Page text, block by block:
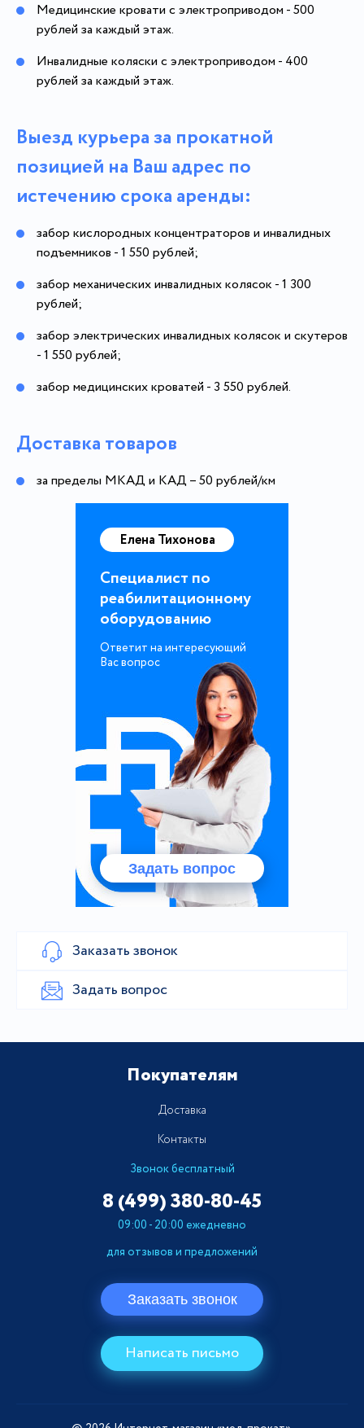
Елена Тихонова
Специалист по
реабилитационному
оборудованию
Ответит на интересующий
Вас вопрос
Задать вопрос
Заказать звонок
Задать вопрос
Медицинские кровати с электроприводом - 500
рублей за каждый этаж.
Инвалидные коляски с электроприводом - 400
рублей за каждый этаж.
Выезд курьера за прокатной
позицией на Ваш адрес по
истечению срока аренды:
забор кислородных концентраторов и инвалидных
подъемников - 1 550 рублей;
забор механических инвалидных колясок - 1 300
рублей;
забор электрических инвалидных колясок и скутеров
- 1 550 рублей;
забор медицинских кроватей - 3 550 рублей.
Доставка товаров
за пределы МКАД и КАД – 50 рублей/км
Покупателям
Доставка
Контакты
Звонок бесплатный
8 (499)380-80-45
09:00 - 20:00 ежедневно
для отзывов и предложений
Заказать звонок
Написать письмо